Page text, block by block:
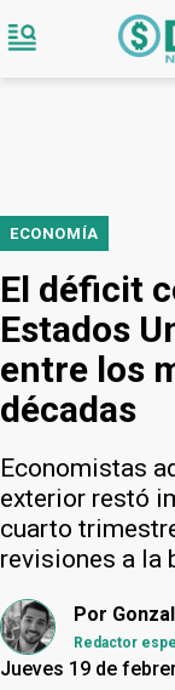
ECONOMÍA
El déficit
Estados
entre los
décadas
Economistas
exterior restó
cuarto
revisiones a la
Por
Redactor
Jueves 19 de